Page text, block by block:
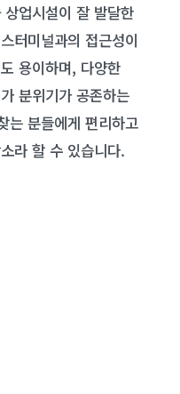
업시설이 잘 발달한
터미널과의 접근성이
용이하며, 다양한
분위기가 공존하는
는 분들에게 편리하고
라 할 수 있습니다.